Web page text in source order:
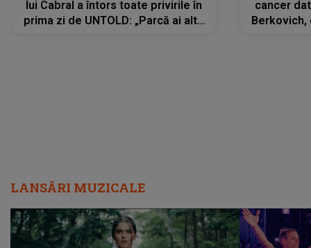
lui Cabral a întors toate privirile în
prima zi de UNTOLD: „Parcă ai altă
cancer
Berkovich,
LANSĂRI MUZICALE